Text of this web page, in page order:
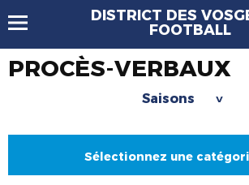
DISTRICT DES
FOOTBALL
PROCÈS-VERBAUX
Saisons >
Sélectionnez une